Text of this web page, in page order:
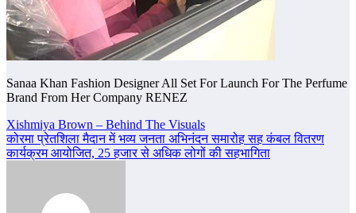
Sanaa Khan Fashion Designer All Set For Launch For The Perfume
Brand From Her Company RENEZ
Post
navigation
Xishmiya Brown – Behind The Visuals
कोरमा प्रेतशिला मैदान में भव्य जनता अभिनंदन समारोह सह कंबल वितरण
कार्यक्रम आयोजित, 25 हजार से अधिक लोगों की सहभागिता